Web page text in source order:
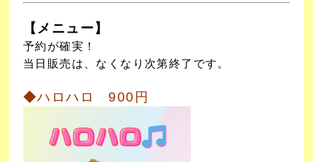
【メニュー】
予約が確実！
当日販売は、なくなり次第終了です。
◆ハロハロ 900円